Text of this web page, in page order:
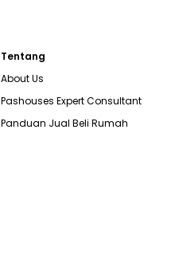
Tentang
About Us
Pashouses Expert Consultant
Panduan Jual Beli Rumah